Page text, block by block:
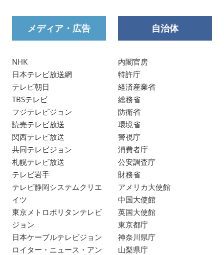
メディア・広告
NHK
日本テレビ放送網
テレビ朝日
TBSテレビ
フジテレビジョン
読売テレビ放送
関西テレビ放送
共同テレビジョン
札幌テレビ放送
テレビ岩手
テレビ静岡システムクリエ
イツ
東京メトロポリタンテレビ
ジョン
日本ケーブルテレビジョン
ロイター・ニュース・アン
自治体
内閣官房
特許庁
経済産業省
総務省
防衛省
環境省
警視庁
消費者庁
公安調査庁
財務省
アメリカ大使館
中国大使館
英国大使館
東京都庁
神奈川県庁
山梨県庁